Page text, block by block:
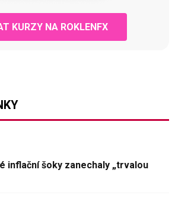
KURZY NA ROKLENFX
inflační šoky zanechaly „trvalou